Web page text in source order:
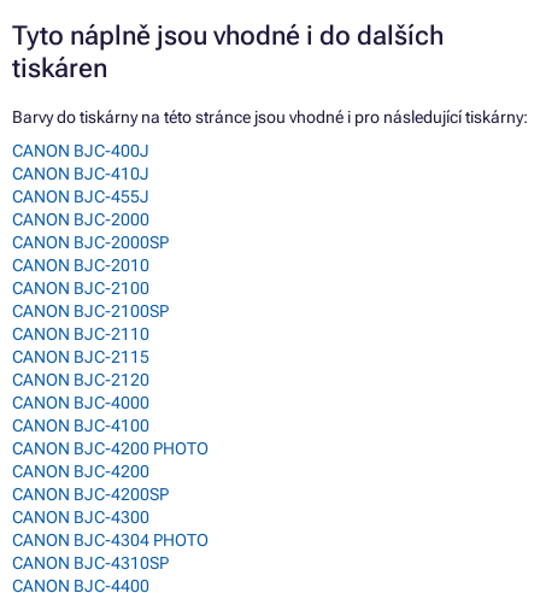
Tyto náplně jsou vhodné i do dalších
tiskáren
Barvy do tiskárny na této stránce jsou vhodné i pro následující tiskárny:
CANON BJC-400J
CANON BJC-410J
CANON BJC-455J
CANON BJC-2000
CANON BJC-2000SP
CANON BJC-2010
CANON BJC-2100
CANON BJC-2100SP
CANON BJC-2110
CANON BJC-2115
CANON BJC-2120
CANON BJC-4000
CANON BJC-4100
CANON BJC-4200 PHOTO
CANON BJC-4200
CANON BJC-4200SP
CANON BJC-4300
CANON BJC-4304 PHOTO
CANON BJC-4310SP
CANON BJC-4400